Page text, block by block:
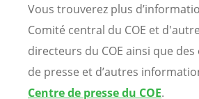
Vous trouverez plus
Comité central du COE et
directeurs du COE ainsi que
de presse et d’autres
Centre de presse du COE.